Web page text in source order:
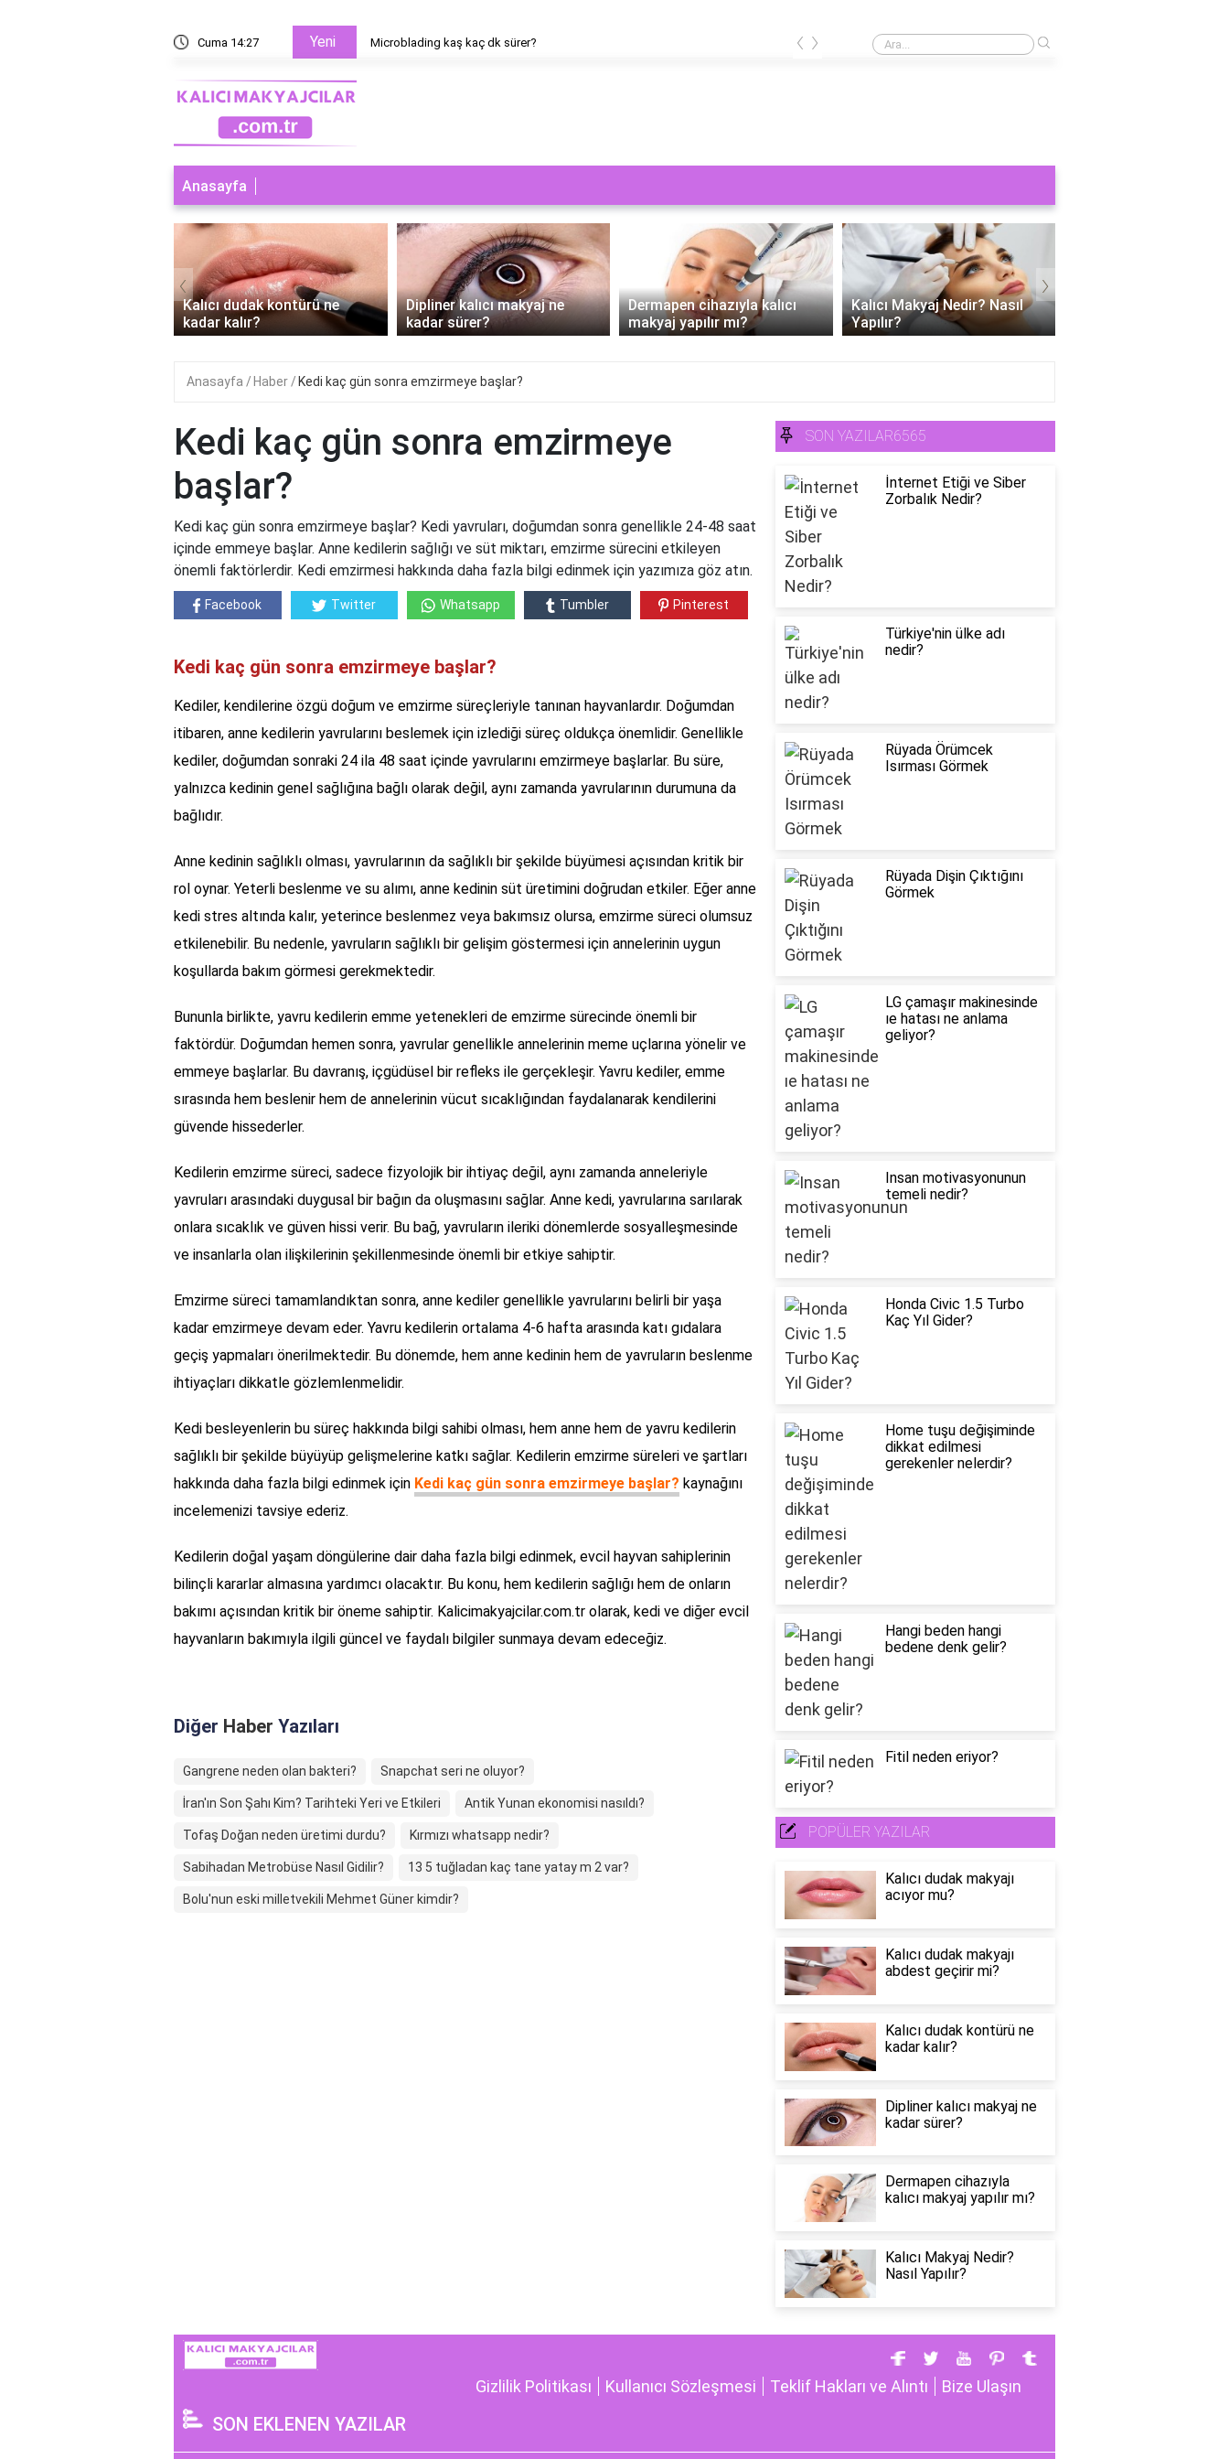
Cuma 14:27 Yeni Microblading kaş kaç dk sürer? Kaş yaptırmak ne kadar 2024?
‹ ›
Anasayfa
Kalıcı dudak kontürü ne
kadar kalır?
Dipliner kalıcı makyaj ne
kadar sürer?
Dermapen cihazıyla kalıcı
makyaj yapılır mı?
Kalıcı Makyaj Nedir? Nasıl
Yapılır?
‹ ›
Anasayfa Haber Kedi kaç gün sonra emzirmeye başlar?
Kedi kaç gün sonra emzirmeye
başlar?
Kedi kaç gün sonra emzirmeye başlar? Kedi yavruları, doğumdan sonra genellikle 24-48 saat
içinde emmeye başlar. Anne kedilerin sağlığı ve süt miktarı, emzirme sürecini etkileyen
önemli faktörlerdir. Kedi emzirmesi hakkında daha fazla bilgi edinmek için yazımıza göz atın.
Facebook Twitter Whatsapp Tumbler Pinterest
Kedi kaç gün sonra emzirmeye başlar?
Kediler, kendilerine özgü doğum ve emzirme süreçleriyle tanınan hayvanlardır. Doğumdan
itibaren, anne kedilerin yavrularını beslemek için izlediği süreç oldukça önemlidir. Genellikle
kediler, doğumdan sonraki 24 ila 48 saat içinde yavrularını emzirmeye başlarlar. Bu süre,
yalnızca kedinin genel sağlığına bağlı olarak değil, aynı zamanda yavrularının durumuna da
bağlıdır.
Anne kedinin sağlıklı olması, yavrularının da sağlıklı bir şekilde büyümesi açısından kritik bir
rol oynar. Yeterli beslenme ve su alımı, anne kedinin süt üretimini doğrudan etkiler. Eğer anne
kedi stres altında kalır, yeterince beslenmez veya bakımsız olursa, emzirme süreci olumsuz
etkilenebilir. Bu nedenle, yavruların sağlıklı bir gelişim göstermesi için annelerinin uygun
koşullarda bakım görmesi gerekmektedir.
Bununla birlikte, yavru kedilerin emme yetenekleri de emzirme sürecinde önemli bir
faktördür. Doğumdan hemen sonra, yavrular genellikle annelerinin meme uçlarına yönelir ve
emmeye başlarlar. Bu davranış, içgüdüsel bir refleks ile gerçekleşir. Yavru kediler, emme
sırasında hem beslenir hem de annelerinin vücut sıcaklığından faydalanarak kendilerini
güvende hissederler.
Kedilerin emzirme süreci, sadece fizyolojik bir ihtiyaç değil, aynı zamanda anneleriyle
yavruları arasındaki duygusal bir bağın da oluşmasını sağlar. Anne kedi, yavrularına sarılarak
onlara sıcaklık ve güven hissi verir. Bu bağ, yavruların ileriki dönemlerde sosyalleşmesinde
ve insanlarla olan ilişkilerinin şekillenmesinde önemli bir etkiye sahiptir.
Emzirme süreci tamamlandıktan sonra, anne kediler genellikle yavrularını belirli bir yaşa
kadar emzirmeye devam eder. Yavru kedilerin ortalama 4-6 hafta arasında katı gıdalara
geçiş yapmaları önerilmektedir. Bu dönemde, hem anne kedinin hem de yavruların beslenme
ihtiyaçları dikkatle gözlemlenmelidir.
Kedi besleyenlerin bu süreç hakkında bilgi sahibi olması, hem anne hem de yavru kedilerin
sağlıklı bir şekilde büyüyüp gelişmelerine katkı sağlar. Kedilerin emzirme süreleri ve şartları
hakkında daha fazla bilgi edinmek için Kedi kaç gün sonra emzirmeye başlar? kaynağını
incelemenizi tavsiye ederiz.
Kedilerin doğal yaşam döngülerine dair daha fazla bilgi edinmek, evcil hayvan sahiplerinin
bilinçli kararlar almasına yardımcı olacaktır. Bu konu, hem kedilerin sağlığı hem de onların
bakımı açısından kritik bir öneme sahiptir. Kalicimakyajcilar.com.tr olarak, kedi ve diğer evcil
hayvanların bakımıyla ilgili güncel ve faydalı bilgiler sunmaya devam edeceğiz.
Diğer Haber Yazıları
Gangrene neden olan bakteri? Snapchat seri ne oluyor?
İran'ın Son Şahı Kim? Tarihteki Yeri ve Etkileri Antik Yunan ekonomisi nasıldı?
Tofaş Doğan neden üretimi durdu? Kırmızı whatsapp nedir?
Sabihadan Metrobüse Nasıl Gidilir? 13 5 tuğladan kaç tane yatay m 2 var?
Bolu'nun eski milletvekili Mehmet Güner kimdir?
SON YAZILAR6565
İnternet Etiği ve Siber
Zorbalık Nedir?
Türkiye'nin ülke adı
nedir?
Rüyada Örümcek
Isırması Görmek
Rüyada Dişin Çıktığını
Görmek
LG çamaşır makinesinde
ıe hatası ne anlama
geliyor?
Insan motivasyonunun
temeli nedir?
Honda Civic 1.5 Turbo
Kaç Yıl Gider?
Home tuşu değişiminde
dikkat edilmesi
gerekenler nelerdir?
Hangi beden hangi
bedene denk gelir?
Fitil neden eriyor?
POPÜLER YAZILAR
Kalıcı dudak makyajı
acıyor mu?
Kalıcı dudak makyajı
abdest geçirir mi?
Kalıcı dudak kontürü ne
kadar kalır?
Dipliner kalıcı makyaj ne
kadar sürer?
Dermapen cihazıyla
kalıcı makyaj yapılır mı?
Kalıcı Makyaj Nedir?
Nasıl Yapılır?
Gizlilik Politikası Kullanıcı Sözleşmesi Teklif Hakları ve Alıntı Bize Ulaşın
SON EKLENEN YAZILAR